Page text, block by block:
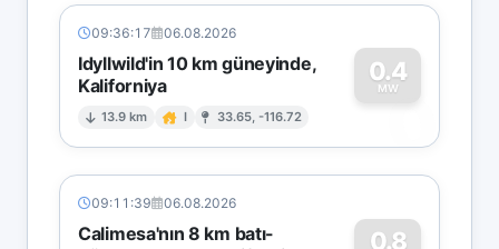
09:36:17 06.08.2026
Idyllwild'in 10 km güneyinde,
Kaliforniya
13.9 km I 33.65, -116.72
0.4
MW
0
09:11:39 06.08.2026
Calimesa'nın 8 km batı-
0.8